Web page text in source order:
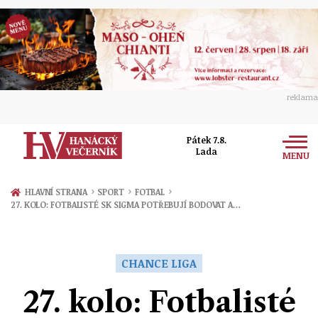
reklama
Pátek 7.8.
Lada
MENU
Zprávy
Přerov
Ekonomika
Ženy
Sport
HLAVNÍ STRANA › SPORT › FOTBAL ›
27. KOLO: FOTBALISTÉ SK SIGMA POTŘEBUJÍ BODOVAT A…
CHANCE LIGA
27. kolo: Fotbalisté